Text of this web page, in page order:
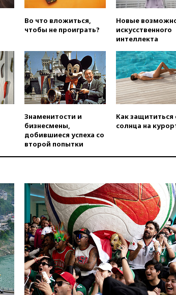
вчера, 19:45Памфилова:
примет
меры безопасности во
выборов
вчера, 19:35Памфилова
сообщила об
партийных списков на
в Госдуму
вчера, 19:25Путин
прокомментировал
номер «Единой России» в
бюллетене
единому дню
отрицает перенос
логистики за пределы
вчера, 18:45Крупнейший
склад маркетплейса
сгорел под Киевом
вчера, 18:35Джаред Лето
лишился роли в фильме
Барри Левинсона на фоне
обвинений в насилии
вчера, 18:28Выборы
Во что вложиться,
чтобы не проиграть?
Новые
искусственного
интеллекта
Знаменитости и
бизнесмены,
добившиеся успеха со
второй попытки
Как защититься
солнца на